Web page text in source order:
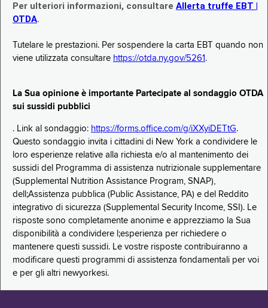
Per ulteriori informazioni, consultare Allerta truffe EBT |
OTDA.
Tutelare le prestazioni. Per sospendere la carta EBT quando non
viene utilizzata consultare https://otda.ny.gov/5261 .
La Sua opinione è importante Partecipate al sondaggio OTDA
sui sussidi pubblici
. Link al sondaggio: https://forms.office.com/g/iXXyiDETtG.
Questo sondaggio invita i cittadini di New York a condividere le
loro esperienze relative alla richiesta e/o al mantenimento dei
sussidi del Programma di assistenza nutrizionale supplementare
(Supplemental Nutrition Assistance Program, SNAP),
dell;Assistenza pubblica (Public Assistance, PA) e del Reddito
integrativo di sicurezza (Supplemental Security Income, SSI). Le
risposte sono completamente anonime e apprezziamo la Sua
disponibilità a condividere l;esperienza per richiedere o
mantenere questi sussidi. Le vostre risposte contribuiranno a
modificare questi programmi di assistenza fondamentali per voi
e per gli altri newyorkesi.